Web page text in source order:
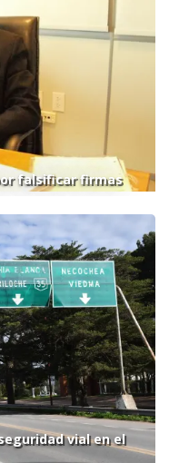
falsificar firmas
vial en el